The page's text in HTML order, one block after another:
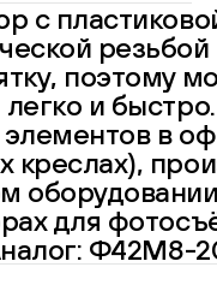
с
поэтому
и
в
креслах),
для
Ф42М8-